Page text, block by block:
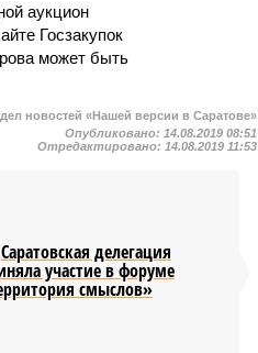
аукцион
Госзакупок
может быть
новостей «Нашей версии в Саратове»
Опубликовано: 14.08.2019 08:51
Отредактировано: 14.08.2019 11:53
Саратовская делегация
участие в форуме
смыслов»